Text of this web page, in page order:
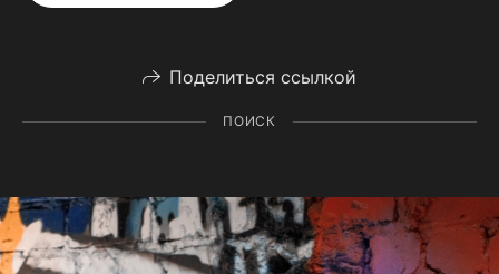
Поделиться ссылкой
ПОИСК